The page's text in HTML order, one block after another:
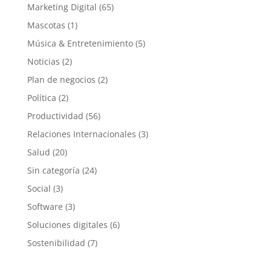
Marketing Digital (65)
Mascotas (1)
Música & Entretenimiento(5)
Noticias (2)
Plan de negocios (2)
Política (2)
Productividad (56)
Relaciones Internacionales (3)
Salud (20)
Sin categoría (24)
Social (3)
Software (3)
Soluciones digitales (6)
Sostenibilidad (7)